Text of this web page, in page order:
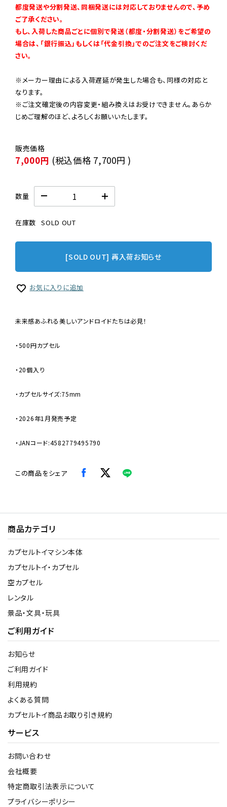
都度発送や分割発送、同梱発送には対応しておりませんので、予め
ご了承ください。
もし、入荷した商品ごとに個別で発送（都度・分割発送）をご希望の
場合は、「銀行振込」もしくは「代金引換」でのご注文をご検討くだ
さい。
※メーカー理由による入荷遅延が発生した場合も、同様の対応と
なります。
※ご注文確定後の内容変更・組み換えはお受けできません。あらか
じめご理解のほど、よろしくお願いいたします。
7,000円 (税込価格 7,700円 )
数量
在庫数 SOLD OUT
[SOLD OUT] 再入荷お知らせ
お気に入りに追加
未来感あふれる美しいアンドロイドたちは必見！
・500円カプセル
・20個入り
・カプセルサイズ:75mm
・2026年1月発売予定
・JANコード:4582779495790
この商品をシェア
商品カテゴリ
カプセルトイマシン本体
カプセルトイ・カプセル
空カプセル
レンタル
景品・文具・玩具
ご利用ガイド
お知らせ
ご利用ガイド
利用規約
よくある質問
カプセルトイ商品お取り引き規約
サービス
お問い合わせ
会社概要
特定商取引法表示について
プライバシーポリシー